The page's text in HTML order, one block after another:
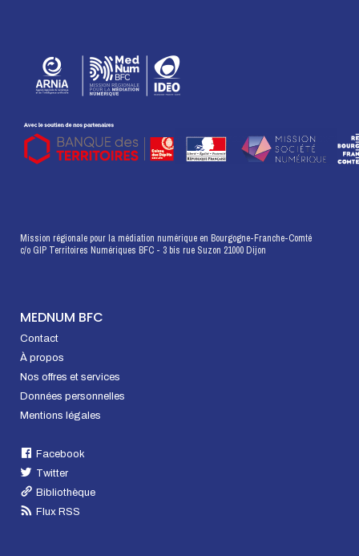
Mission régionale pour la médiation numérique en Bourgogne-Franche-Comté
c/o GIP Territoires Numériques BFC - 3 bis rue Suzon 21000 Dijon
MEDNUM BFC
Contact
À propos
Nos offres et services
Données personnelles
Mentions légales
Facebook
Twitter
Bibliothèque
Flux RSS